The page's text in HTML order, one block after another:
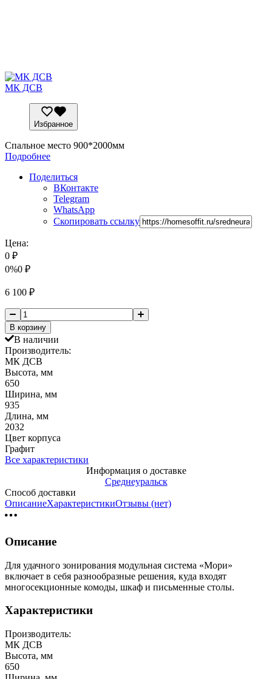
МК ДСВ
Избранное
Спальное место 900*2000мм
Подробнее
Поделиться
ВКонтакте
Telegram
WhatsApp
Скопировать ссылку
Цена:
0 ₽
0%0 ₽
6 100 ₽
В корзину
В наличии
Производитель:
МК ДСВ
Высота, мм
650
Ширина, мм
935
Длина, мм
2032
Цвет корпуса
Графит
Все характеристики
Информация о доставке
Среднеуральск
Способ доставки
ОписаниеХарактеристикиОтзывы (нет)
Описание
Для удачного зонирования модульная система «Мори»
включает в себя разнообразные решения, куда входят
многосекционные комоды, шкаф и письменные столы.
Характеристики
Производитель:
МК ДСВ
Высота, мм
650